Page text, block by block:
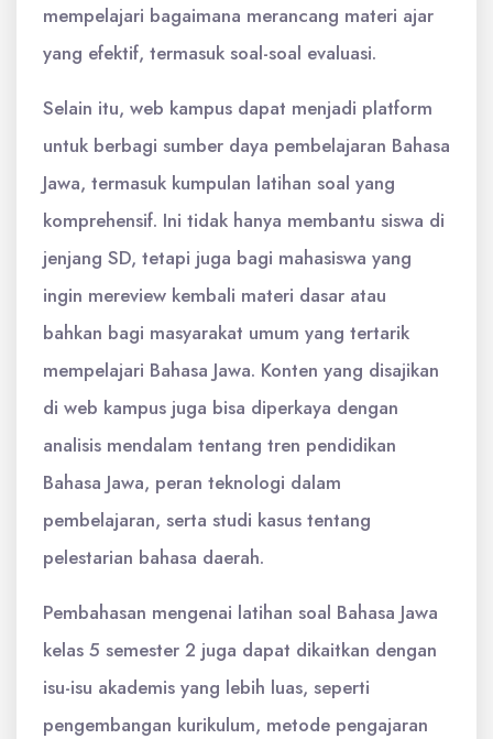
mempelajari bagaimana merancang materi ajar
yang efektif, termasuk soal-soal evaluasi.
Selain itu, web kampus dapat menjadi platform
untuk berbagi sumber daya pembelajaran Bahasa
Jawa, termasuk kumpulan latihan soal yang
komprehensif. Ini tidak hanya membantu siswa di
jenjang SD, tetapi juga bagi mahasiswa yang
ingin mereview kembali materi dasar atau
bahkan bagi masyarakat umum yang tertarik
mempelajari Bahasa Jawa. Konten yang disajikan
di web kampus juga bisa diperkaya dengan
analisis mendalam tentang tren pendidikan
Bahasa Jawa, peran teknologi dalam
pembelajaran, serta studi kasus tentang
pelestarian bahasa daerah.
Pembahasan mengenai latihan soal Bahasa Jawa
kelas 5 semester 2 juga dapat dikaitkan dengan
isu-isu akademis yang lebih luas, seperti
pengembangan kurikulum, metode pengajaran